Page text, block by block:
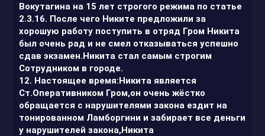
Вокутагина на 15 лет строгого режима по статье
2.3.16. После чего Никите предложили за
хорошую работу поступить в отряд Гром Никита
был очень рад и не смел отказываться успешно
сдав экзамен.Никита стал самым строгим
Сотрудником в городе.
12. Настоящее время:Никита является
Ст.Оперативником Гром,он очень жёстко
обращается с нарушителями закона ездит на
тонированном Ламборгини и забирает все деньги
у нарушителей закона,Никита